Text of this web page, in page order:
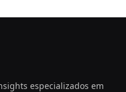
especializados em